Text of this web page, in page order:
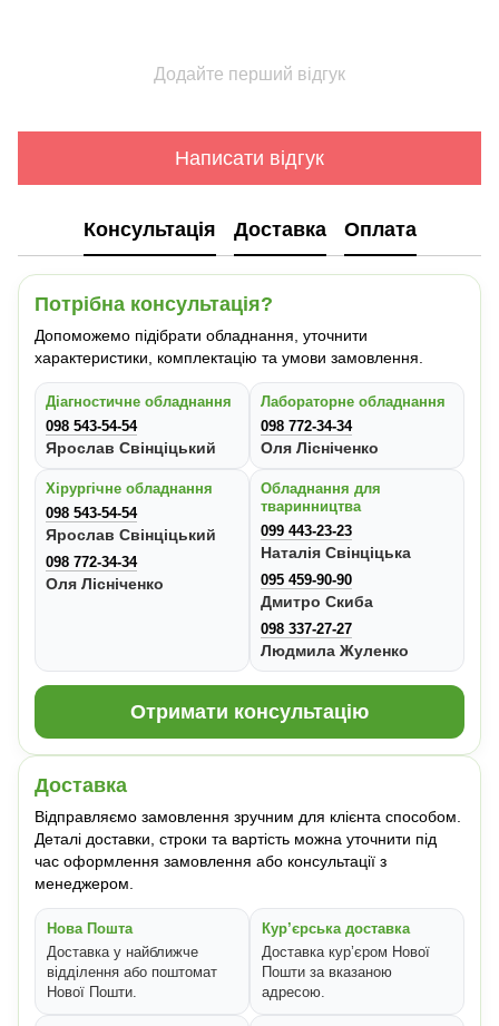
Додайте перший відгук
Написати відгук
Консультація Доставка Оплата
Потрібна консультація?
Допоможемо підібрати обладнання, уточнити
характеристики, комплектацію та умови замовлення.
Діагностичне обладнання
098 543-54-54
Ярослав Свінціцький
Лабораторне обладнання
098 772-34-34
Оля Лісніченко
Хірургічне обладнання
098 543-54-54
Ярослав Свінціцький
098 772-34-34
Оля Лісніченко
Обладнання для
тваринництва
099 443-23-23
Наталія Свінціцька
095 459-90-90
Дмитро Скиба
098 337-27-27
Людмила Жуленко
Отримати консультацію
Доставка
Відправляємо замовлення зручним для клієнта способом.
Деталі доставки, строки та вартість можна уточнити під
час оформлення замовлення або консультації з
менеджером.
Нова Пошта
Доставка у найближче
відділення або поштомат
Нової Пошти.
Кур’єрська доставка
Доставка кур’єром Нової
Пошти за вказаною
адресою.